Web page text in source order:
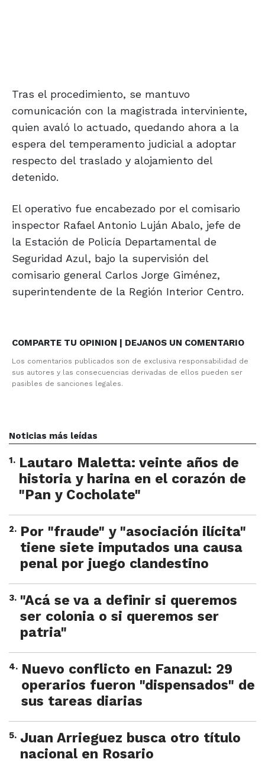
Tras el procedimiento, se mantuvo
comunicación con la magistrada interviniente,
quien avaló lo actuado, quedando ahora a la
espera del temperamento judicial a adoptar
respecto del traslado y alojamiento del
detenido.
El operativo fue encabezado por el comisario
inspector Rafael Antonio Luján Abalo, jefe de
la Estación de Policía Departamental de
Seguridad Azul, bajo la supervisión del
comisario general Carlos Jorge Giménez,
superintendente de la Región Interior Centro.
COMPARTE TU OPINION | DEJANOS UN COMENTARIO
Los comentarios publicados son de exclusiva responsabilidad de
sus autores y las consecuencias derivadas de ellos pueden ser
pasibles de sanciones legales.
Noticias más leídas
1. Lautaro Maletta: veinte años de
historia y harina en el corazón de
"Pan y Cocholate"
2. Por "fraude" y "asociación ilícita"
tiene siete imputados una causa
penal por juego clandestino
3. "Acá se va a definir si queremos
ser colonia o si queremos ser
patria"
4. Nuevo conflicto en Fanazul: 29
operarios fueron "dispensados" de
sus tareas diarias
5. Juan Arrieguez busca otro título
nacional en Rosario